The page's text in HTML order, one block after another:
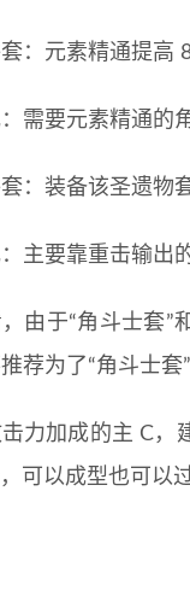
：元素精通提高
需要元素精通的
：装备该圣遗物
主要靠重击输出
由于“角斗士套”
荐为了“角斗士套
力加成的主 C，
可以成型也可以过